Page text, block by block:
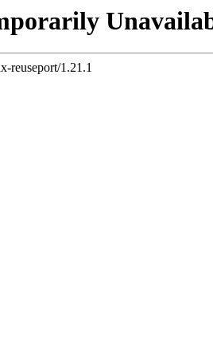
reuseport/1.21.1